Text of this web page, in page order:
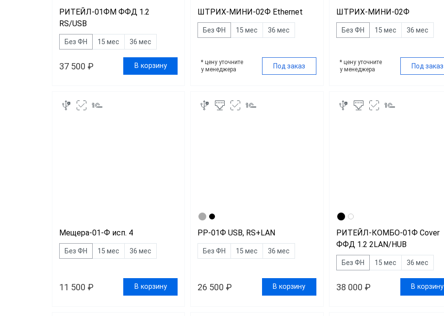
РИТЕЙЛ-01ФМ ФФД 1.2
RS/USB
Без ФН 15 мес 36 мес
37 500 ₽ В корзину
ШТРИХ-МИНИ-02Ф Ethernet
Без ФН 15 мес 36 мес
* цену уточните
у менеджера
Под заказ
ШТРИХ-МИНИ-02Ф
Без ФН 15 мес 36 мес
* цену уточните
у менеджера
Под заказ
Мещера-01-Ф исп. 4
Без ФН 15 мес 36 мес
11 500 ₽ В корзину
РР-01Ф USB, RS+LAN
Без ФН 15 мес 36 мес
26 500 ₽ В корзину
РИТЕЙЛ-КОМБО-01Ф Cover
ФФД 1.2 2LAN/HUB
Без ФН 15 мес 36 мес
38 000 ₽ В корзину